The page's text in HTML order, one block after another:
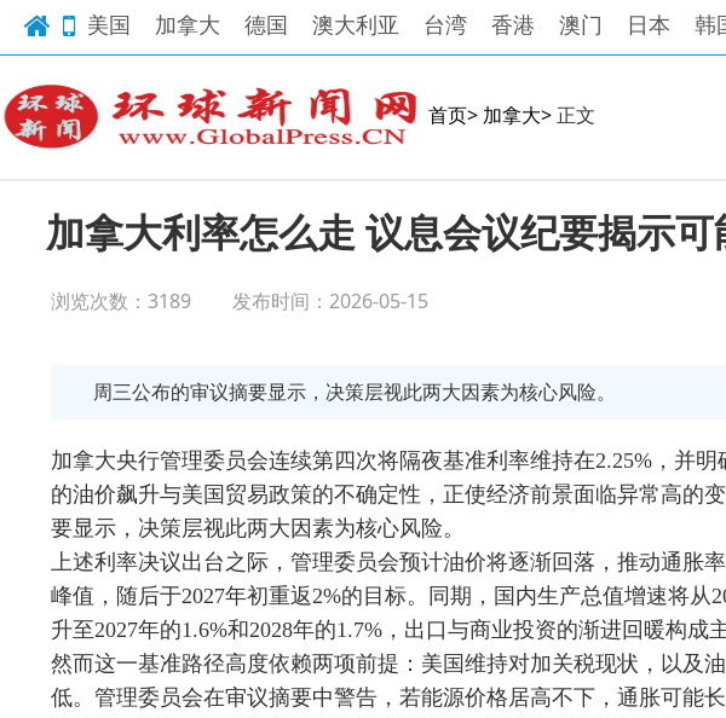
美国 加拿大 德国 澳大利亚 台湾 香港 澳门 日本 韩
首页> 加拿大> 正文
加拿大利率怎么走 议息会议纪要揭示可
浏览次数：3189 发布时间：2026-05-15
周三公布的审议摘要显示，决策层视此两大因素为核心风险。
加拿大央行管理委员会连续第四次将隔夜基准利率维持在2.25%，并
的油价飙升与美国贸易政策的不确定性，正使经济前景面临异常高的
要显示，决策层视此两大因素为核心风险。
上述利率决议出台之际，管理委员会预计油价将逐渐回落，推动通胀
峰值，随后于2027年初重返2%的目标。同期，国内生产总值增速将从
升至2027年的1.6%和2028年的1.7%，出口与商业投资的渐进回暖构成
然而这一基准路径高度依赖两项前提：美国维持对加关税现状，以及
低。管理委员会在审议摘要中警告，若能源价格居高不下，通胀可能